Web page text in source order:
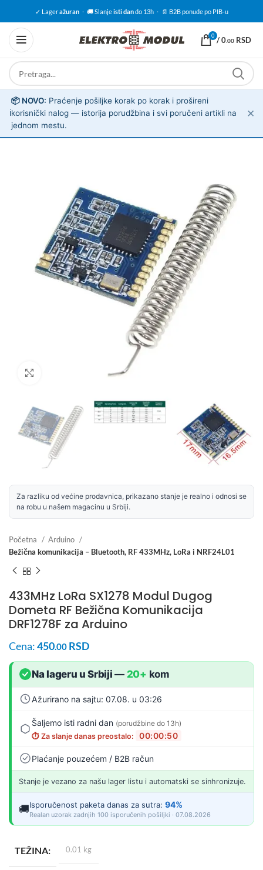
✓ Lageražuran · 🚚 Slanjeisti dando 13h · 📄 B2B ponude po PIB-u
0 /0.00 RSD
ℹ️
📦 NOVO: Praćenje pošiljke korak po korak i prošireni
korisnički nalog — istorija porudžbina i svi poručeni artikli na
jednom mestu.
✕
Za razliku od većine prodavnica, prikazano stanje je realno i odnosi se
na robu u našem magacinu u Srbiji.
Početna
Arduino
Bežična komunikacija – Bluetooth, RF 433MHz, LoRa i NRF24L01
433MHz LoRa SX1278 Modul Dugog
Dometa RF Bežična Komunikacija
DRF1278F za Arduino
Cena:450.00 RSD
Na lageru u Srbiji — 20+ kom
Ažurirano na sajtu: 07.08. u 03:26
Šaljemo isti radni dan (porudžbine do 13h)
⏱️ Za slanje danas preostalo:
00:00:49
Plaćanje pouzećem / B2B račun
Stanje je vezano za našu lager listu i automatski se sinhronizuje.
🚚Isporučenost paketa danas za sutra: 94%
Realan uzorak zadnjih 100 isporučenih pošiljki · 07.08.2026
TEŽINA 0.01 kg